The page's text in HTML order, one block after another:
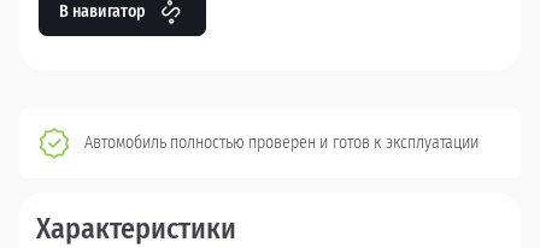
В навигатор
Автомобиль полностью проверен и готов к эксплуатации
Характеристики